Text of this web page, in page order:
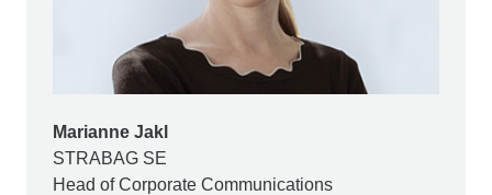
Marianne Jakl
STRABAG SE
Head of Corporate Communications